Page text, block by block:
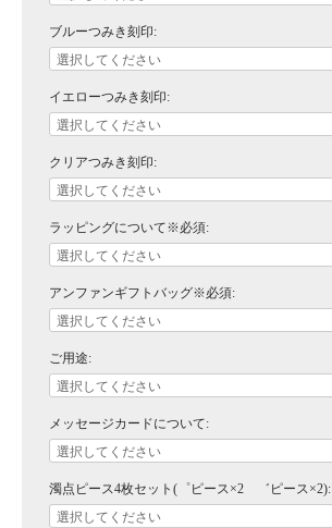
ブルーつみき刻印:
イエローつみき刻印:
クリアつみき刻印:
ラッピングについて※必須:
アンファンギフトバッグ※必須:
ご用途:
メッセージカードについて:
濁点ピース4枚セット(゜ピース×2 ゛ピース×2):